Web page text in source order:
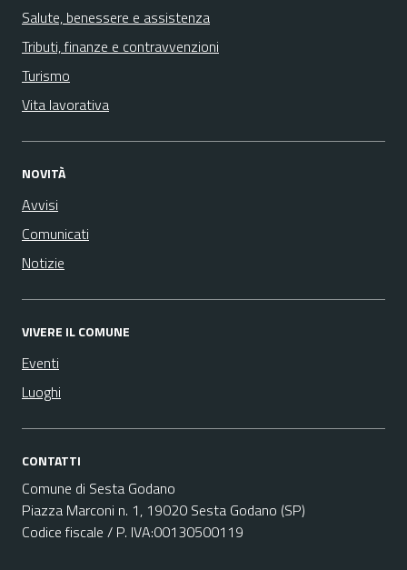
Salute, benessere e assistenza
Tributi, finanze e contravvenzioni
Turismo
Vita lavorativa
NOVITÀ
Avvisi
Comunicati
Notizie
VIVERE IL COMUNE
Eventi
Luoghi
CONTATTI
Comune di Sesta Godano
Piazza Marconi n. 1, 19020 Sesta Godano (SP)
Codice fiscale / P. IVA:00130500119